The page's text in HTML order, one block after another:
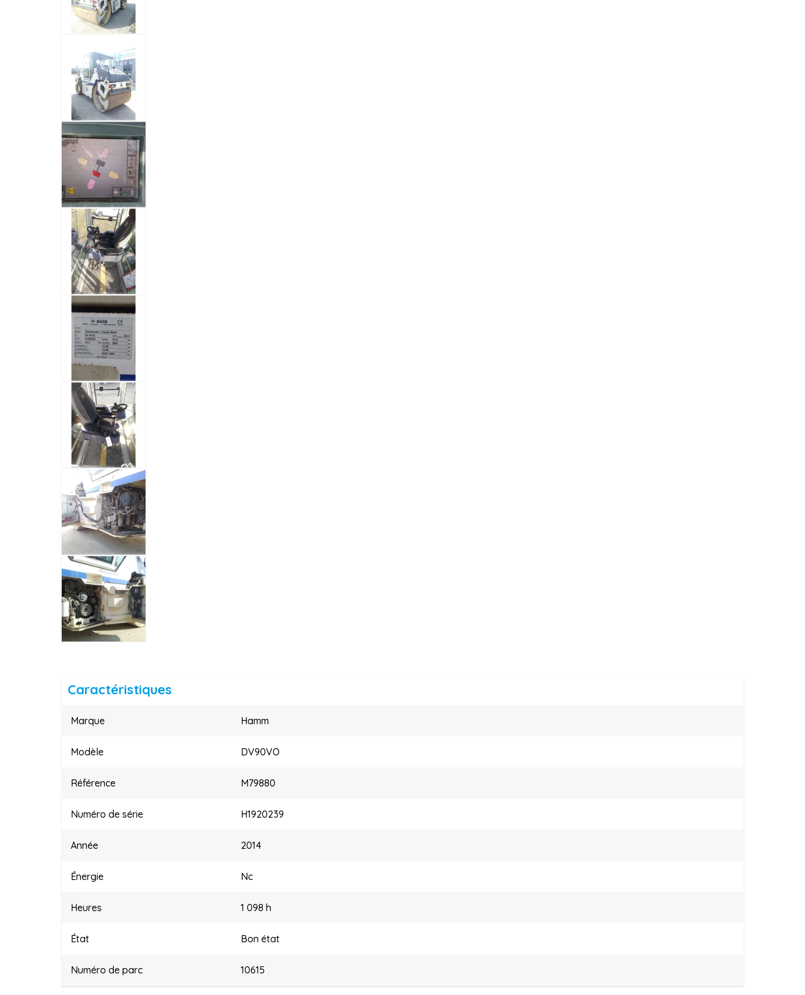
Caractéristiques
Marque Hamm
Modèle DV90VO
Référence M79880
Numéro de série H1920239
Année 2014
Énergie Nc
Heures 1 098 h
État Bon état
Numéro de parc 10615